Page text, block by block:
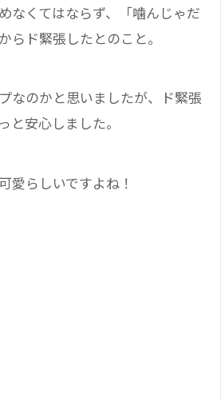
なくてはならず、「噛んじゃだ
らド緊張したとのこと。
なのかと思いましたが、ド緊張
と安心しました。
愛らしいですよね！